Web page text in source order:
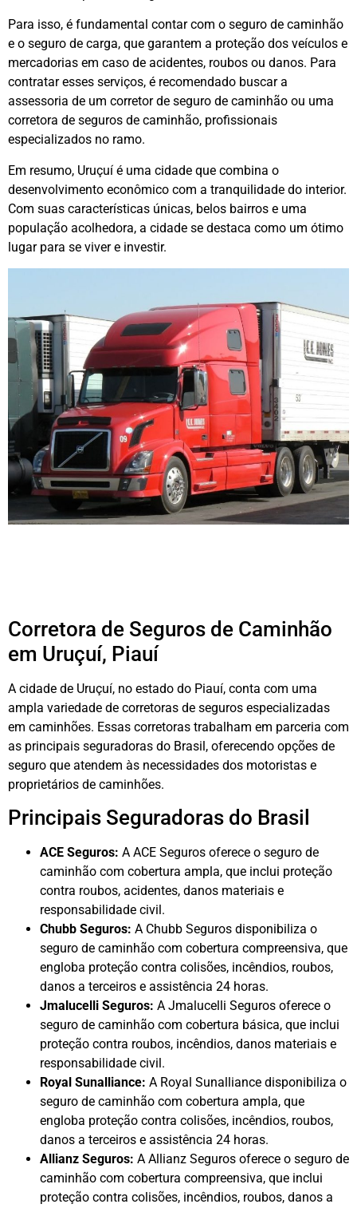
Para isso, é fundamental contar com o seguro de caminhão
e o seguro de carga, que garantem a proteção dos veículos e
mercadorias em caso de acidentes, roubos ou danos. Para
contratar esses serviços, é recomendado buscar a
assessoria de um corretor de seguro de caminhão ou uma
corretora de seguros de caminhão, profissionais
especializados no ramo.
Em resumo, Uruçuí é uma cidade que combina o
desenvolvimento econômico com a tranquilidade do interior.
Com suas características únicas, belos bairros e uma
população acolhedora, a cidade se destaca como um ótimo
lugar para se viver e investir.
Corretora de Seguros de Caminhão
em Uruçuí, Piauí
A cidade de Uruçuí, no estado do Piauí, conta com uma
ampla variedade de corretoras de seguros especializadas
em caminhões. Essas corretoras trabalham em parceria com
as principais seguradoras do Brasil, oferecendo opções de
seguro que atendem às necessidades dos motoristas e
proprietários de caminhões.
Principais Seguradoras do Brasil
ACE Seguros: A ACE Seguros oferece o seguro de
caminhão com cobertura ampla, que inclui proteção
contra roubos, acidentes, danos materiais e
responsabilidade civil.
Chubb Seguros: A Chubb Seguros disponibiliza o
seguro de caminhão com cobertura compreensiva, que
engloba proteção contra colisões, incêndios, roubos,
danos a terceiros e assistência 24 horas.
Jmalucelli Seguros: A Jmalucelli Seguros oferece o
seguro de caminhão com cobertura básica, que inclui
proteção contra roubos, incêndios, danos materiais e
responsabilidade civil.
Royal Sunalliance: A Royal Sunalliance disponibiliza o
seguro de caminhão com cobertura ampla, que
engloba proteção contra colisões, incêndios, roubos,
danos a terceiros e assistência 24 horas.
Allianz Seguros: A Allianz Seguros oferece o seguro de
caminhão com cobertura compreensiva, que inclui
proteção contra colisões, incêndios, roubos, danos a